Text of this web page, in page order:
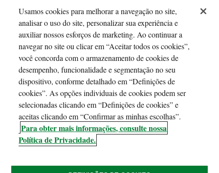
Usamos cookies para melhorar a navegação no site,
analisar o uso do site, personalizar sua experiência e
auxiliar nossos esforços de marketing. Ao continuar a
navegar no site ou clicar em “Aceitar todos os cookies”,
você concorda com o armazenamento de cookies de
desempenho, funcionalidade e segmentação no seu
dispositivo, conforme detalhado em “Definições de
cookies”. As opções individuais de cookies podem ser
selecionadas clicando em “Definições de cookies” e
aceitas clicando em “Confirmar as minhas escolhas”.
Para obter mais informações, consulte nossa
Política de Privacidade.